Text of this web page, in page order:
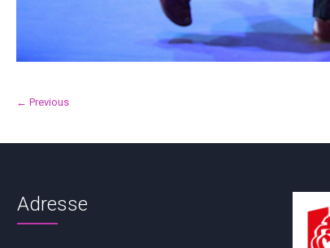
← Previous
Adresse